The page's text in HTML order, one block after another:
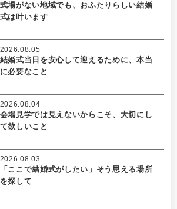
式場がない地域でも、おふたりらしい結婚
式は叶います
結婚式当日を安心して迎えるために、本当
に必要なこと
2026.08.05
会場見学では見えないからこそ、大切にし
て欲しいこと
2026.08.04
「ここで結婚式がしたい」そう思える場所
を探して
2026.08.03